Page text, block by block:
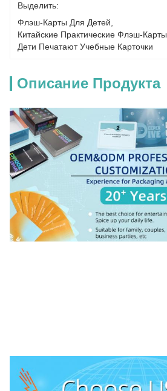
Выделить:
Флэш-Карты Для Детей
Китайские Практические Флэш-Карты
Дети Печатают Учебные Карточки
Описание Продукта